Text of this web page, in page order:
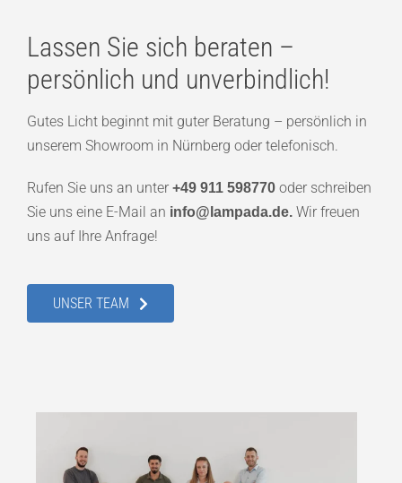
Lassen Sie sich beraten –
persönlich und unverbindlich!
Gutes Licht beginnt mit guter Beratung – persönlich in
unserem Showroom in Nürnberg oder telefonisch.
Rufen Sie uns an unter +49 911 598770 oder schreiben
Sie uns eine E-Mail an info@lampada.de. Wir freuen
uns auf Ihre Anfrage!
UNSER TEAM